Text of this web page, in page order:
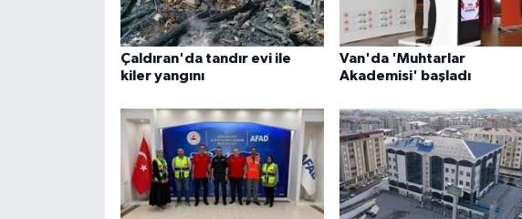
Çaldıran'da tandır evi ile
kiler yangını
Van'da 'Muhtarlar
Akademisi' başladı